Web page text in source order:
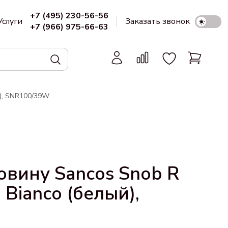
+7 (495) 230-56-56
+7 (966) 975-66-63
Заказать звонок
SNR100/39W
Sancos Snob R
(белый),